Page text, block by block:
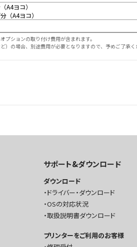
A4ヨコ）
（A4ヨコ）
プションの取り付け費用が含まれます。
）の場合、別途費用が必要となりますので、予めご了承く
サポート&ダウンロード
ダウンロード
ドライバー・ダウンロード
OSの対応状況
取扱説明書ダウンロード
プリンターをご利用のお客様